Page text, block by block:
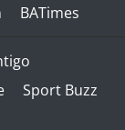
BATimes
Sport Buzz